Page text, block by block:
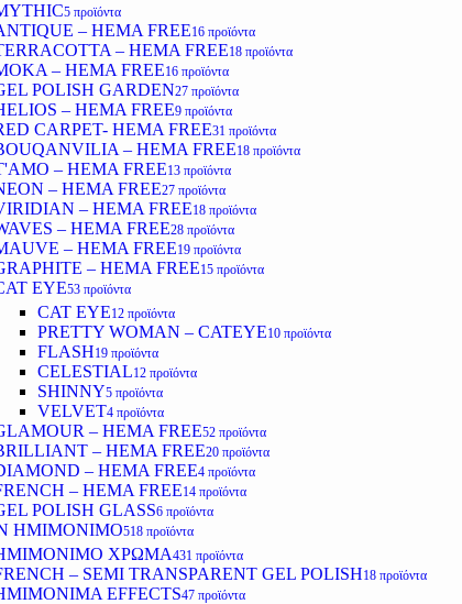
5 προϊόντα
– HEMA FREE16 προϊόντα
– HEMA FREE18 προϊόντα
– HEMA FREE16 προϊόντα
POLISH GARDEN27 προϊόντα
– HEMA FREE9 προϊόντα
CARPET- HEMA FREE31 προϊόντα
– HEMA FREE18 προϊόντα
– HEMA FREE13 προϊόντα
– HEMA FREE27 προϊόντα
– HEMA FREE18 προϊόντα
– HEMA FREE28 προϊόντα
– HEMA FREE19 προϊόντα
– HEMA FREE15 προϊόντα
EYE53 προϊόντα
CAT EYE12 προϊόντα
PRETTY WOMAN – CATEYE10 προϊόντα
FLASH19 προϊόντα
CELESTIAL12 προϊόντα
SHINNY5 προϊόντα
VELVET4 προϊόντα
– HEMA FREE52 προϊόντα
– HEMA FREE20 προϊόντα
– HEMA FREE4 προϊόντα
– HEMA FREE14 προϊόντα
POLISH GLASS6 προϊόντα
ΗΜΙΜΟΝΙΜΟ518 προϊόντα
ΧΡΩΜΑ431 προϊόντα
– SEMI TRANSPARENT GEL POLISH18 προϊόντα
EFFECTS47 προϊόντα